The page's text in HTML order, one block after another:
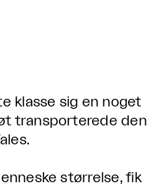
klasse sig en noget
transporterede den
størrelse, fik